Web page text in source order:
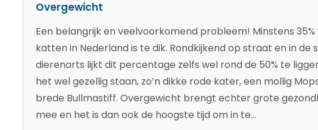
Overgewicht
Een belangrijk en veelvoorkomend probleem! Minstens
katten in Nederland is te dik. Rondkijkend op straat en in de
dierenarts lijkt dit percentage zelfs wel rond de 50% te
het wel gezellig staan, zo’n dikke rode kater, een mollig
brede Bullmastiff. Overgewicht brengt echter grote
mee en het is dan ook de hoogste tijd om in te…